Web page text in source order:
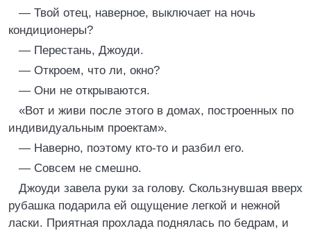
— Твой отец, наверное, выключает на ночь
кондиционеры?
— Перестань, Джоуди.
— Откроем, что ли, окно?
— Они не открываются.
«Вот и живи после этого в домах, построенных по
индивидуальным проектам».
— Наверно, поэтому кто-то и разбил его.
— Совсем не смешно.
Джоуди завела руки за голову. Скользнувшая вверх
рубашка подарила ей ощущение легкой и нежной
ласки. Приятная прохлада поднялась по бедрам, и